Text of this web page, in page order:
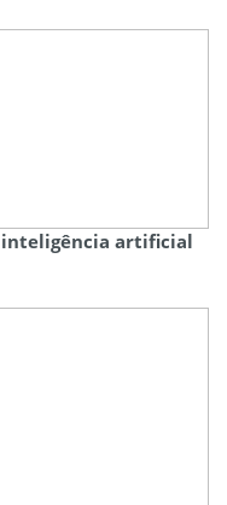
inteligência artificial